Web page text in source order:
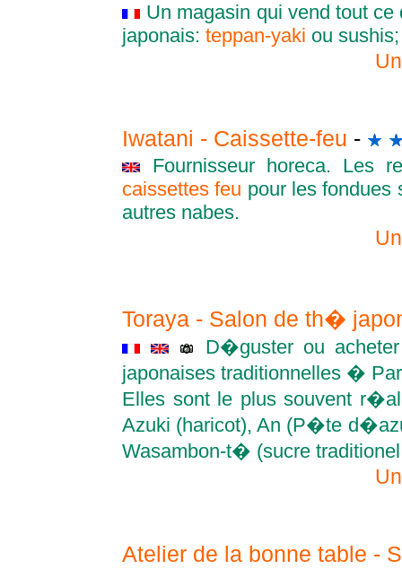
Un magasin qui vend tout
japonais: teppan-yaki ou
Iwatani - Caissette-feu -
Fournisseur horeca. Les
caissettes feu pour les fondues
autres nabes.
Toraya - Salon de th�
D�guster ou
japonaises traditionnelles �
Elles sont le plus souvent
Azuki (haricot), An (P�te
Wasambon-t� (sucre
Atelier de la bonne table -